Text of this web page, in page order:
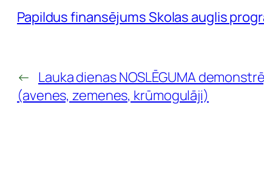
Papildus finansējums Skolas auglis
← Lauka dienas NOSLĒGUMA
(avenes, zemenes, krūmogulāji)